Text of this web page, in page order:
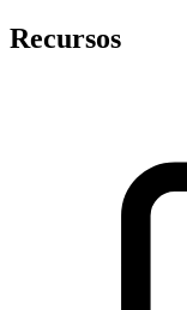
Recursos